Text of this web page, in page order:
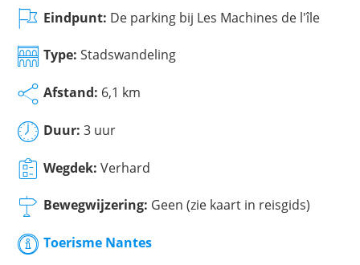
Eindpunt: De parking bij Les Machines de l'île
Type: Stadswandeling
Afstand: 6,1 km
Duur: 3 uur
Wegdek: Verhard
Bewegwijzering: Geen (zie kaart in reisgids)
Toerisme Nantes